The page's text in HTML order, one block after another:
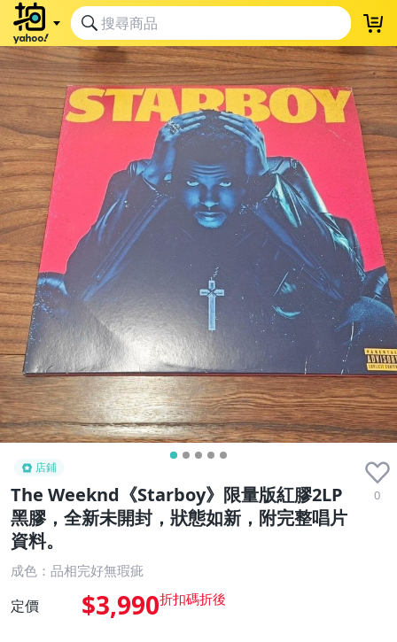
店鋪
The Weeknd《Starboy》限量版紅膠2LP
黑膠，全新未開封，狀態如新，附完整唱片
資料。
0
成色：品相完好無瑕疵
定價 $3,990